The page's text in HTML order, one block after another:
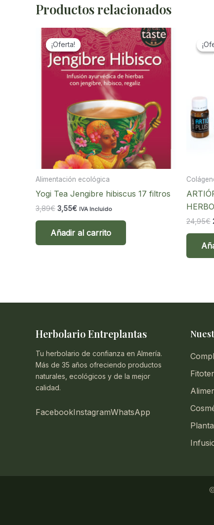
Productos relacionados
¡Oferta!
¡Oferta!
Alimentación ecológica
Yogi Tea Jengibre hibiscus 17 filtros
3,89€ El
era:
3,89€.
3,55€El
es:
3,55€.
IVA Incluido
Añadir al carrito
24,95€
Herbolario Entreplantas
Tu herbolario de confianza en Almería.
Más de 35 años ofreciendo productos
naturales, ecológicos y de la mejor
calidad.
FacebookInstagramWhatsApp